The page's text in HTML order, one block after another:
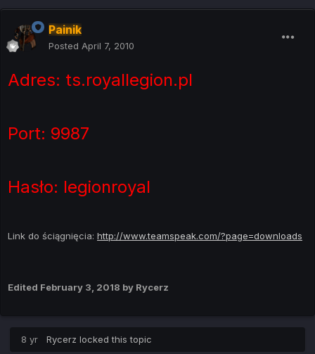
Painik
Posted April 7, 2010
Adres: ts.royallegion.pl
Port: 9987
Hasło: legionroyal
Link do ściągnięcia: http://www.teamspeak.com/?page=downloads
Edited February 3, 2018 by Rycerz
8 yr Rycerz locked this topic